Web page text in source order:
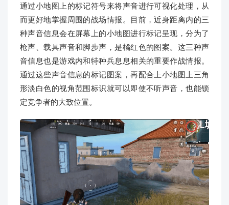
通过小地图上的标记符号来将声音进行可视化处理，从
而更好地掌握周围的战场情报。目前，近身距离内的三
种声音信息会在屏幕上的小地图进行标记呈现，分为了
枪声、载具声音和脚步声，是橘红色的图案。这三种声
音信息也是游戏内和特种兵息息相关的重要作战情报。
通过这些声音信息的标记图案，再配合上小地图上三角
形淡白色的视角范围标识就可以即使不听声音，也能锁
定竞争者的大致位置。